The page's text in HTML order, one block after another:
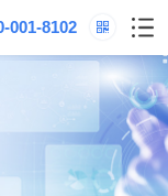
001-8102